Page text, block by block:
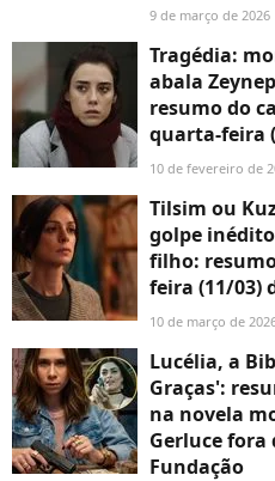
9 de março de 2026
Tragédia:
abala
resumo do
quarta-feira
10 de fevereiro de
Tilsim ou
golpe
filho:
feira (11/03)
10 de março de
Lucélia, a
Graças':
na novela
Gerluce fora
Fundação